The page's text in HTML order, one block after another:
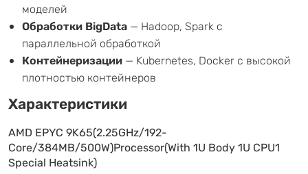
моделей
Обработки BigData — Hadoop, Spark с
параллельной обработкой
Контейнеризации — Kubernetes, Docker с высокой
плотностью контейнеров
Характеристики
AMD EPYC 9K65(2.25GHz/192-
Core/384MB/500W)Processor(With 1U Body 1U CPU1
Special Heatsink)